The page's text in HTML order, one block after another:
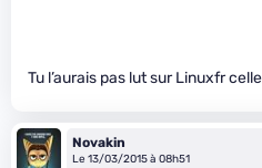
Tu l’aurais pas lut sur Linuxfr
Novakin
Le 13/03/2015 à 08h51